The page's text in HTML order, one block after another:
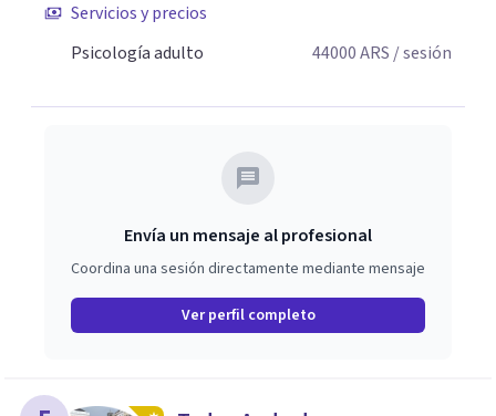
Servicios y precios
Psicología adulto
44000ARS / sesión
Envía un mensaje al profesional
Coordina una sesión directamente mediante mensaje
Ver perfil completo